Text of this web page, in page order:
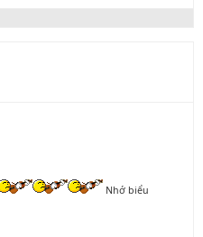
Nhớ biểu